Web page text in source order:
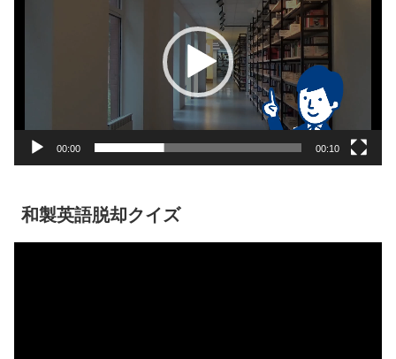
00:00 00:10
和製英語脱却クイズ